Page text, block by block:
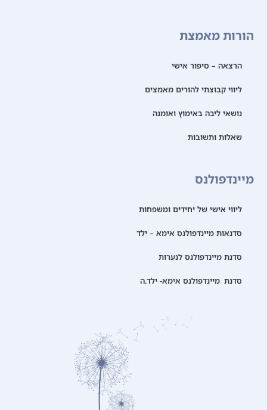
הורות מאמצת
הרצאה – סיפור אישי
ליווי קבוצתי להורים מאמצים
נושאי ליבה באימוץ ואומנה
שאלות ותשובות
מיינדפולנס
ליווי אישי של יחידים ומשפחות
סדנאות מיינדפולנס אימא – ילד
סדנת מיינדפולנס לנערות
סדנת מיינדפולנס אימא- ילד.ה